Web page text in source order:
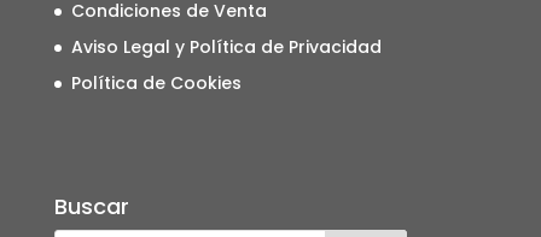
Condiciones de Venta
Aviso Legal y Política de Privacidad
Política de Cookies
Buscar